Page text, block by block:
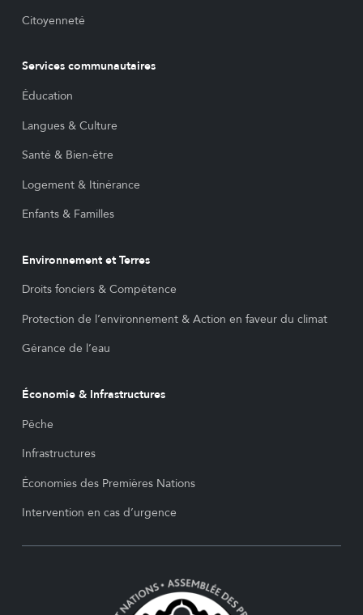
Citoyenneté
Services communautaires
Éducation
Langues & Culture
Santé & Bien-être
Logement & Itinérance
Enfants & Familles
Environnement et Terres
Droits fonciers & Compétence
Protection de l’environnement & Action en faveur du climat
Gérance de l’eau
Économie & Infrastructures
Pêche
Infrastructures
Économies des Premières Nations
Intervention en cas d’urgence